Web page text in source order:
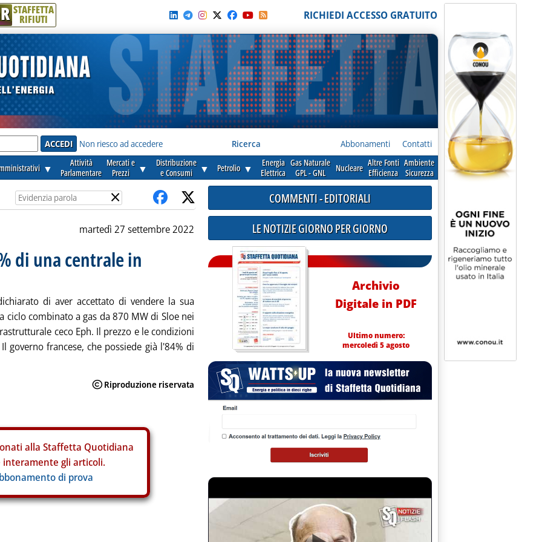
R STAFFETTA
RIFIUTI RICHIEDI ACCESSO GRATUITO
Non riesco ad accedere Ricerca Abbonamenti Contatti
▼
Attività
Parlamentare
Mercati e
Prezzi
▼
Distribuzione
e Consumi
▼ Petrolio ▼
Energia
Elettrica
Gas Naturale
GPL - GNL
Nucleare Altre Fonti
Efficienza
Ambiente
Sicurezza
×
martedì 27 settembre 2022
di una centrale in
di aver accettato di vendere la sua
ciclo combinato a gas da 870 MW di Sloe nei
ceco Eph. Il prezzo e le condizioni
governo francese, che possiede già l'84% di
alla Staffetta Quotidiana
interamente gli articoli.
di prova
COMMENTI - EDITORIALI
LE NOTIZIE GIORNO PER GIORNO
Archivio
Digitale in PDF
Ultimo numero:
mercoledì 5 agosto